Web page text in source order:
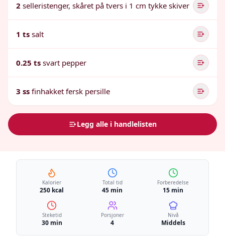
2 selleristenger, skåret på tvers i 1 cm tykke skiver
1 ts salt
0.25 ts svart pepper
3 ss finhakket fersk persille
Legg alle i handlelisten
Kalorier
250 kcal
Total tid
45 min
Forberedelse
15 min
Steketid
30 min
Porsjoner
4
Nivå
Middels